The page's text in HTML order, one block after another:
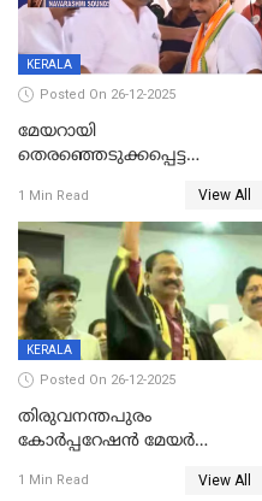
KERALA
Posted On 26-12-2025
മേയറായി
തെരഞ്ഞെടുക്കപ്പെട്ട
ആദ്യ വോട്ട് അസാധു; കണ്ണൂർ
ഡെപ്യൂട്ടി മേയർ സ്ഥാനത്ത്
താഹിറിന് വിജയം
1 Min Read View All
KERALA
Posted On 26-12-2025
തിരുവനന്തപുരം
കോര്‍പ്പറേഷന്‍ മേയര്‍
ഹൈക്കോടതിയിലേക്ക്;
1 Min Read View All